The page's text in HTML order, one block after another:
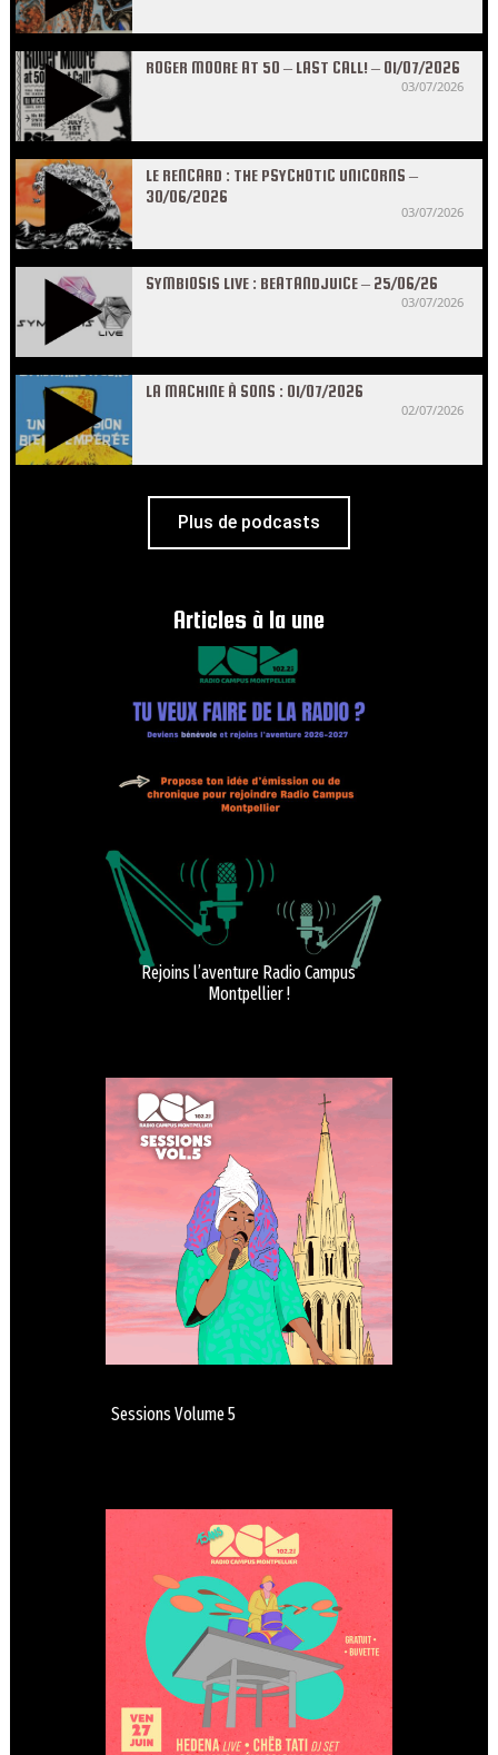
ROGER MOORE AT 50 – LAST CALL! – 01/07/2026
03/07/2026
LE RENCARD : THE PSYCHOTIC UNICORNS –
30/06/2026
03/07/2026
SYMBIOSIS LIVE : BEATANDJUICE – 25/06/26
03/07/2026
LA MACHINE À SONS : 01/07/2026
02/07/2026
Plus de podcasts
Articles à la une
Rejoins l’aventure Radio Campus
Montpellier !
Sessions Volume 5